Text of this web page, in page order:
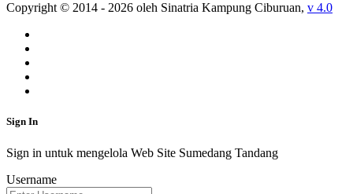
Copyright © 2014 - 2026 oleh Sinatria Kampung Ciburuan, v 4.0
Sign In
Sign in untuk mengelola Web Site Sumedang Tandang
Username